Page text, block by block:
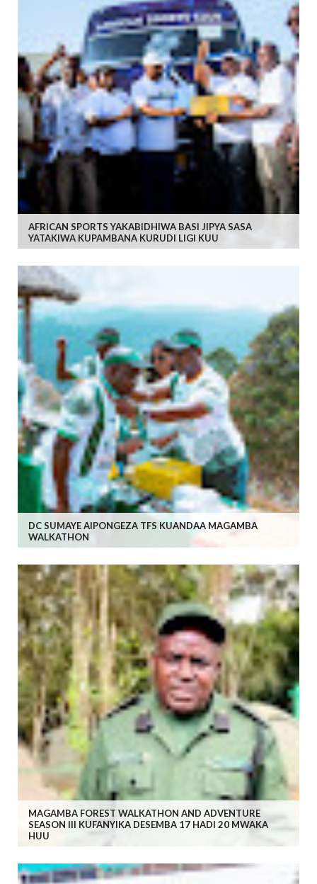
AFRICAN SPORTS YAKABIDHIWA BASI JIPYA SASA
YATAKIWA KUPAMBANA KURUDI LIGI KUU
DC SUMAYE AIPONGEZA TFS KUANDAA MAGAMBA
WALKATHON
MAGAMBA FOREST WALKATHON AND ADVENTURE
SEASON III KUFANYIKA DESEMBA 17 HADI 20 MWAKA
HUU